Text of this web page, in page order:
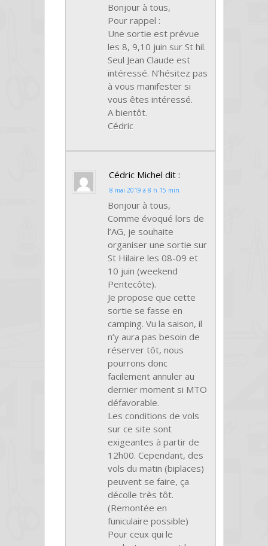
Bonjour à tous,
Pour rappel :
Une sortie est prévue
les 8, 9,10 juin sur St hil.
Seul Jean Claude est
intéressé. N’hésitez pas
à vous manifester si
vous êtes intéressé.
A bientôt.
Cédric
Cédric Michel dit :
8 mai 2019 à 8 h 15 min
Bonjour à tous,
Comme évoqué lors de
l’AG, je souhaite
organiser une sortie sur
St Hilaire les 08-09 et
10 juin (weekend
Pentecôte).
Je propose que cette
sortie se fasse en
camping. Vu la saison, il
n’y aura pas besoin de
réserver tôt, nous
pourrons donc
facilement annuler au
dernier moment si MTO
défavorable.
Les conditions de vols
sur ce site sont
exigeantes à partir de
12h00. Cependant, des
vols du matin (biplaces)
peuvent se faire, ça
décolle très tôt.
(Remontée en
funiculaire possible)
Pour ceux qui le